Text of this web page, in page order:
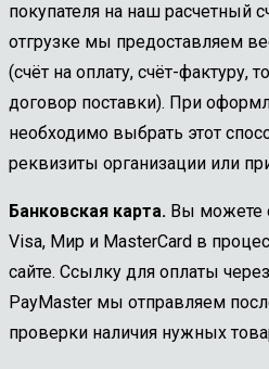
покупателя на наш расчетный
отгрузке мы предоставляем
(счёт на оплату, счёт-фактуру,
договор поставки). При
необходимо выбрать этот
реквизиты организации или
Банковская карта. Вы можете
Visa, Мир и MasterCard в
сайте. Ссылку для оплаты
PayMaster мы отправляем
проверки наличия нужных